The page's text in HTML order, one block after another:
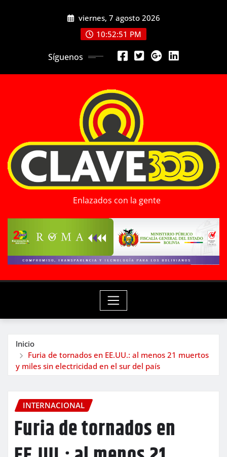
viernes, 7 agosto 2026
10:52:52 PM
Síguenos
Enlazados con la gente
Inicio
Furia de tornados en EE.UU.: al menos 21 muertos
y miles sin electricidad en el sur del país
INTERNACIONAL
Furia de tornados en